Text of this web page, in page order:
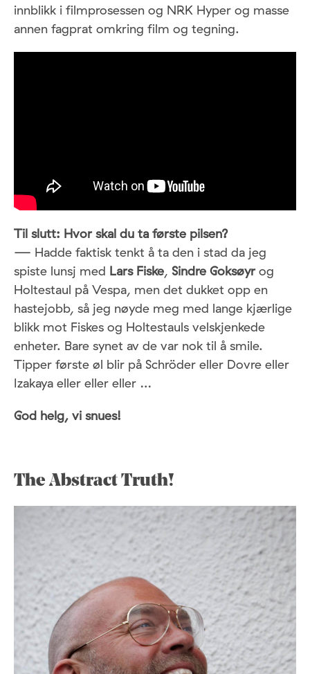
innblikk i filmprosessen og NRK Hyper og masse
annen fagprat omkring film og tegning.
Til slutt: Hvor skal du ta første pilsen?
— Hadde faktisk tenkt å ta den i stad da jeg
spiste lunsj med Lars Fiske, Sindre Goksøyr og
Holtestaul på Vespa, men det dukket opp en
hastejobb, så jeg nøyde meg med lange kjærlige
blikk mot Fiskes og Holtestauls velskjenkede
enheter. Bare synet av de var nok til å smile.
Tipper første øl blir på Schröder eller Dovre eller
Izakaya eller eller eller …
God helg, vi snues!
The Abstract Truth!